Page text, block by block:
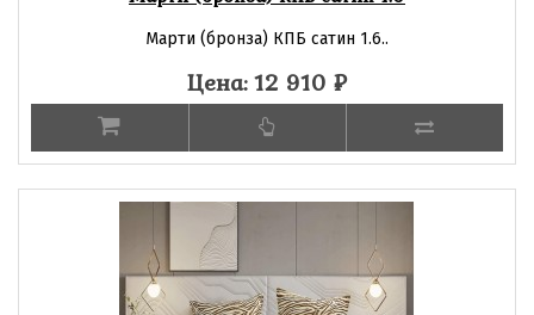
Марти (бронза) КПБ сатин 1.6..
Цена: 12 910 ₽